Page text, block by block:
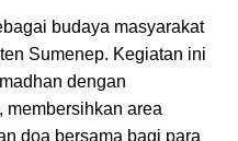
budaya masyarakat
Sumenep. Kegiatan ini
dengan
membersihkan area
doa bersama bagi para